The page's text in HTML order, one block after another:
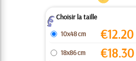
ZChoisir la taille
10x48 cm
€12.20
18x86 cm €18.30